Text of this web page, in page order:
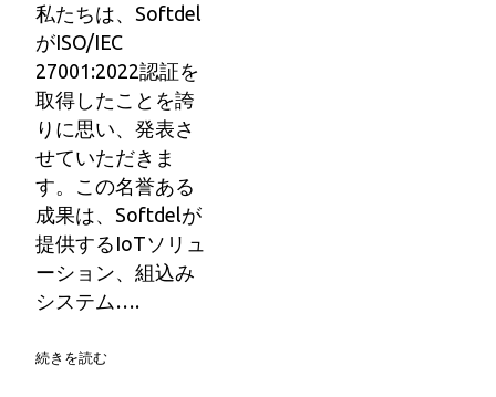
私たちは、Softdel
がISO/IEC
27001:2022認証を
取得したことを誇
りに思い、発表さ
せていただきま
す。この名誉ある
成果は、Softdelが
提供するIoTソリュ
ーション、組込み
システム….
続きを読む